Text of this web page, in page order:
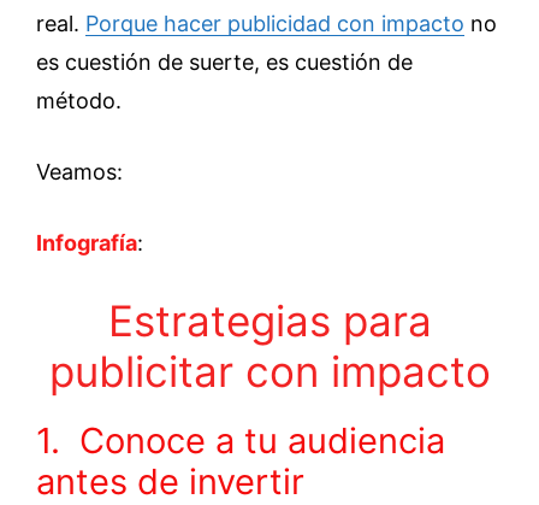
real. Porque hacer publicidad con impacto no
es cuestión de suerte, es cuestión de
método.
Veamos:
Infografía:
Estrategias para
publicitar con impacto
1. Conoce a tu audiencia
antes de invertir